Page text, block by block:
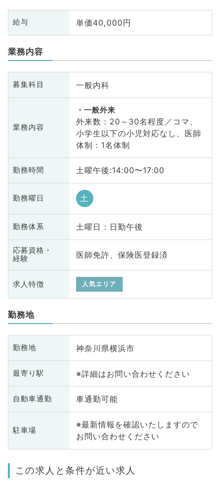
給与 単価40,000円
業務内容
募集科目 一般内科
業務内容
一般外来
外来数：20～30名程度／コマ、
小学生以下の小児対応なし、医師
体制：1名体制
勤務時間 土曜午後:14:00〜17:00
勤務曜日 土
勤務体系 土曜日 : 日勤午後
応募資格・
経験
医師免許、保険医登録済
求人特徴 人気エリア
勤務地
勤務地 神奈川県横浜市
最寄り駅 ※詳細はお問い合わせください
自動車通勤 車通勤可能
駐車場
※最新情報を確認いたしますので
お問い合わせください
この求人と条件が近い求人